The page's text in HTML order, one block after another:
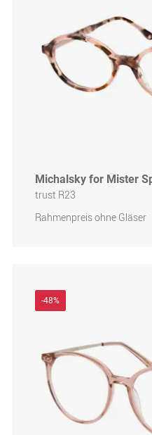
Michalsky for Mister
trust R23
Rahmenpreis ohne Gläser
-48%